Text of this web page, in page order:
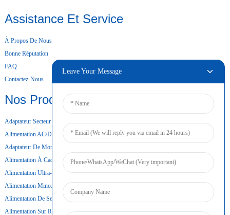
Assistance Et Service
À Propos De Nous
Bonne Réputation
FAQ
Contactez-Nous
Nos Produits
Adaptateur Secteur De Bureau
Alimentation AC/DC
Adaptateur De Montage Mural
Alimentation À Cadre Ouvert
Alimentation Ultra-Mince
Alimentation Mince
Alimentation De Secours Par Batterie
Alimentation Sur Rail DIN
Leave Your Message